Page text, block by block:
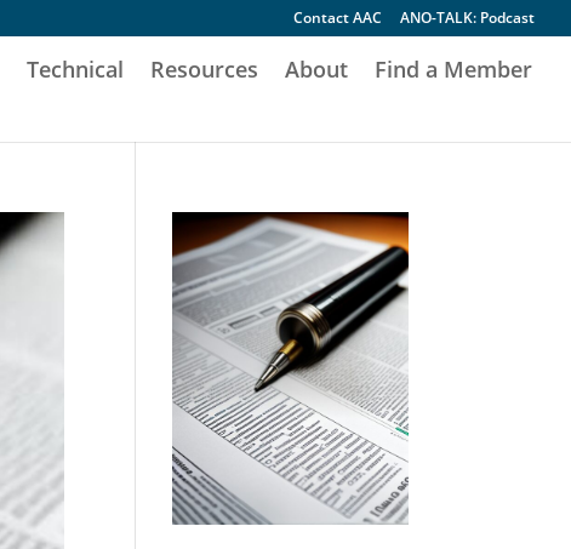
Contact AAC ANO-TALK: Podcast
Technical Resources About Find a Member